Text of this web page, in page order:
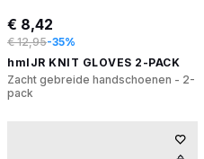
€ 8,42
€ 12,95-35%
hmlJR KNIT GLOVES 2-PACK
Zacht gebreide handschoenen - 2-
pack